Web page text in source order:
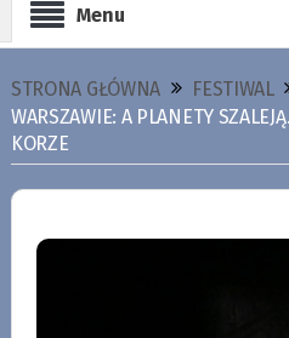
Menu
STRONA GŁÓWNA FESTIWAL
WARSZAWIE: A PLANETY
KORZE